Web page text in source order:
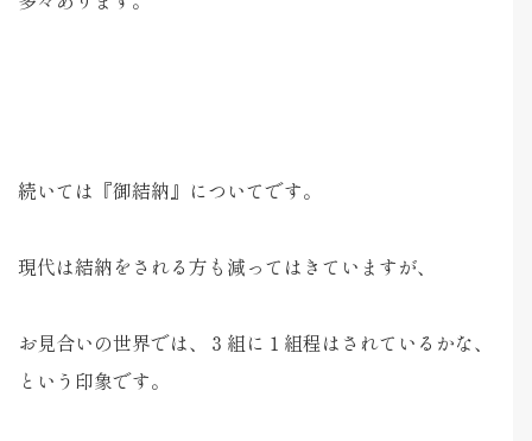
続いては『御結納』についてです。
現代は結納をされる方も減ってはきていますが、
お見合いの世界では、３組に１組程はされているかな、
という印象です。